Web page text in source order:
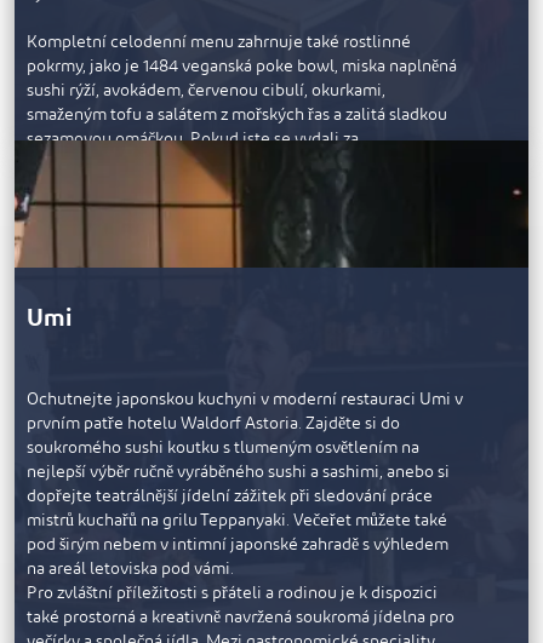
Kompletní celodenní menu zahrnuje také rostlinné
pokrmy, jako je 1484 veganská poke bowl, miska naplněná
sushi rýží, avokádem, červenou cibulí, okurkami,
smaženým tofu a salátem z mořských řas a zalitá sladkou
sezamovou omáčkou. Pokud jste se vydali za
dobrodružstvím do hor a dostali jste zdravou chuť k jídlu,
zakousněte se do velkého XX burgeru se dvěma plackami z
mletého hovězího masa, telecí slaninou, salátem, rajčaty,
šťavnatou cibulovou marmeládou, zralým sýrem čedar,
chipotle majonézou v čerstvé housce, podávaného navíc s
Když se nad horami rozprostře noc, pohádková světla se
obsluha a vynikající jídlo dělají z restaurace 1484 by Puro
jedinečnou gastronomickou destinaci.
Umi
Ochutnejte japonskou kuchyni v moderní restauraci Umi v
prvním patře hotelu Waldorf Astoria. Zajděte si do
soukromého sushi koutku s tlumeným osvětlením na
nejlepší výběr ručně vyráběného sushi a sashimi, anebo si
dopřejte teatrálnější jídelní zážitek při sledování práce
mistrů kuchařů na grilu Teppanyaki. Večeřet můžete také
pod širým nebem v intimní japonské zahradě s výhledem
na areál letoviska pod vámi.
Pro zvláštní příležitosti s přáteli a rodinou je k dispozici
také prostorná a kreativně navržená soukromá jídelna pro